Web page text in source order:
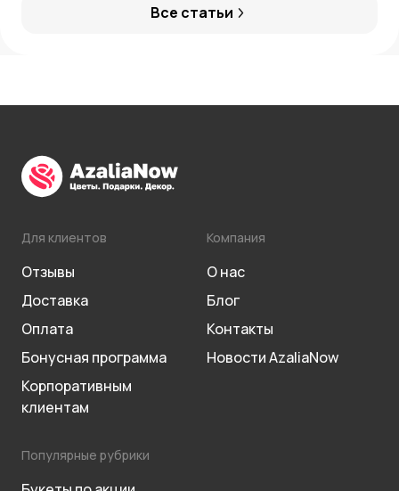
Все статьи
Для клиентов
Отзывы
Доставка
Оплата
Бонусная программа
Корпоративным
клиентам
Компания
О нас
Блог
Контакты
Новости AzaliaNow
Популярные рубрики